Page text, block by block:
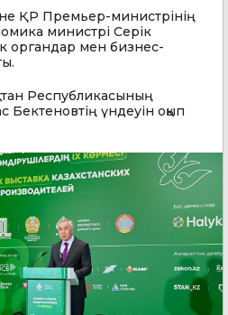
ҚР Премьер-министрінің
министрі Серік
органдар мен бизнес-
Республикасының
үндеуін оқып